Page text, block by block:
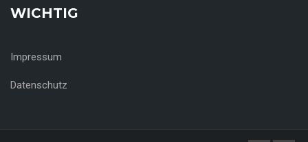
WICHTIG
Impressum
Datenschutz